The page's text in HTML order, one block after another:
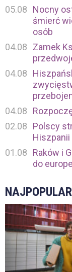
05.08
Nocny
śmierć
osób
04.08
Zamek
04.08
04.08
02.08
Polscy
Hiszpanii
01.08
Raków i
do